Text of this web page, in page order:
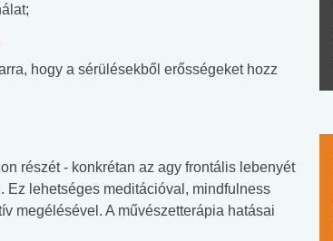
hogy a sérülésekből erősségeket hozz
részét - konkrétan az agy frontális lebenyét
Ez lehetséges meditációval, mindfulness
megélésével. A művészetterápia hatásai